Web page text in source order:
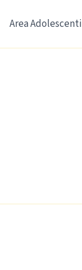
Area Adolescenti